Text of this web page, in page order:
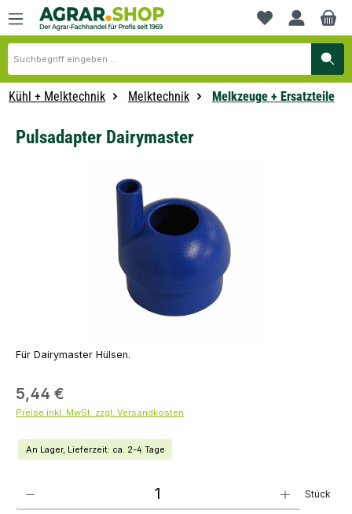
springen
Du hast 0
Kühl + Melktechnik Melktechnik Melkzeuge + Ersatzteile
Pulsadapter Dairymaster
Für Dairymaster Hülsen.
5,44 €
Preise inkl. MwSt. zzgl. Versandkosten
An Lager, Lieferzeit: ca. 2-4 Tage
Stück